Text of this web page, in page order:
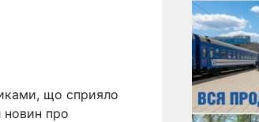
що сприяло
новин про